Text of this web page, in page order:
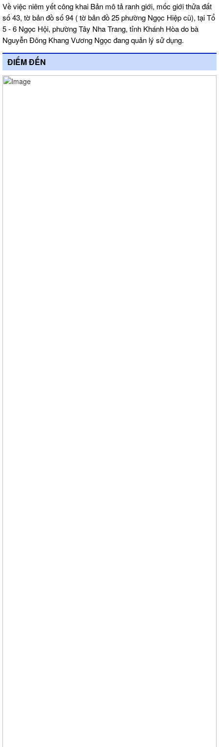
Về việc niêm yết công khai Bản mô tả ranh giới, mốc giới thửa đất
số 43, tờ bản đồ số 94 ( tờ bản đồ 25 phường Ngọc Hiệp cũ), tại Tổ
5 - 6 Ngọc Hội, phường Tây Nha Trang, tỉnh Khánh Hòa do bà
Nguyễn Đông Khang Vương Ngọc đang quản lý sử dụng.
ĐIỂM ĐẾN